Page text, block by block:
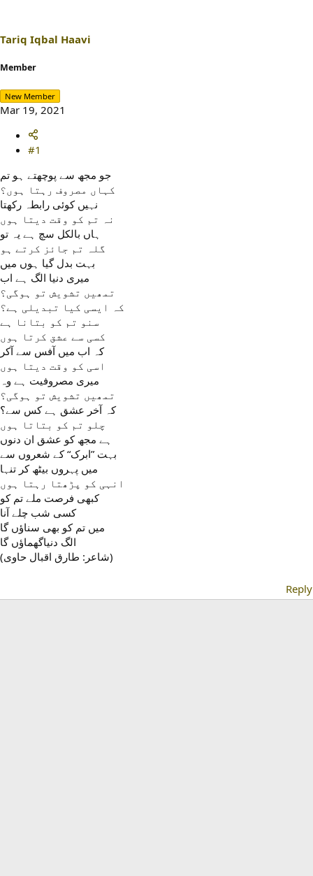
Tariq Iqbal Haavi
Member
New Member
Mar 19, 2021
#1
جو مجھ سے پوچھتے ہو تم
کہاں مصروف رہتا ہوں؟
نہیں کوئی رابطہ رکھتا
نہ تم کو وقت دیتا ہوں
ہاں بالکل سچ ہے یہ تو
گلہ تم جائز کرتے ہو
بہت بدل گیا ہوں میں
میری دنیا الگ ہے اب
تمھیں تشویش تو ہوگی؟
کہ ایسی کیا تبدیلی ہے؟
سنو تم کو بتانا ہے
کسی سے عشق کرتا ہوں
کہ اب میں آفس سے آکر
اسی کو وقت دیتا ہوں
میری مصروفیت ہے وہ
تمھیں تشویش تو ہوگی؟
کہ آخر عشق ہے کس سے؟
چلو تم کو بتاتا ہوں
ہے مجھ کو عشق ان دنوں
بہت ”ابرک“ کے شعروں سے
میں پہروں بیٹھ کر تنہا
انہی کو پڑھتا رہتا ہوں
کبھی فرصت ملے تم کو
کسی شب چلے آنا
میں تم کو بھی سناﺅں گا
الگ دنیاگھماﺅں گا
(شاعر: طارق اقبال حاوی)
Reply